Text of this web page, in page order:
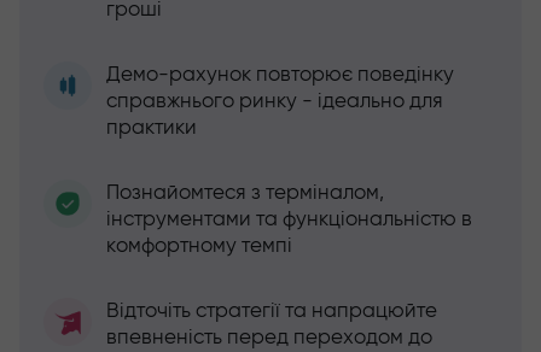
гроші
Демо-рахунок повторює поведінку
справжнього ринку - ідеально для
практики
Познайомтеся з терміналом,
інструментами та функціональністю в
комфортному темпі
Відточіть стратегії та напрацюйте
впевненість перед переходом до